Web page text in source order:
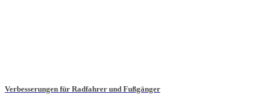
Verbesserungen für Radfahrer und Fußgänger